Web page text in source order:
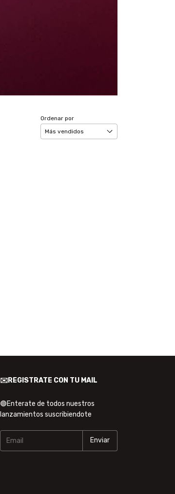
Ordenar por
✉️REGISTRATE CON TU MAIL
🟢Enterate de todos nuestros
lanzamientos suscribiendote